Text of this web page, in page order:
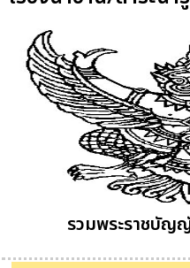
รวมพระราชบัญ